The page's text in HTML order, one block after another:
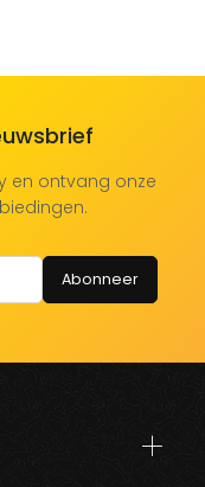
en ontvang onze
Abonneer